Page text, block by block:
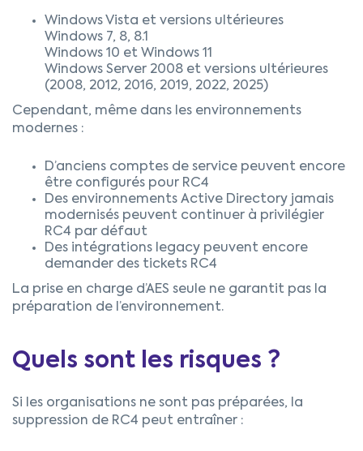
Windows Vista et versions ultérieures
Windows 7, 8, 8.1
Windows 10 et Windows 11
Windows Server 2008 et versions ultérieures
(2008, 2012, 2016, 2019, 2022, 2025)
Cependant, même dans les environnements
modernes :
D’anciens comptes de service peuvent encore
être configurés pour RC4
Des environnements Active Directory jamais
modernisés peuvent continuer à privilégier
RC4 par défaut
Des intégrations legacy peuvent encore
demander des tickets RC4
La prise en charge d’AES seule ne garantit pas la
préparation de l’environnement.
Quels sont les risques ?
Si les organisations ne sont pas préparées, la
suppression de RC4 peut entraîner :